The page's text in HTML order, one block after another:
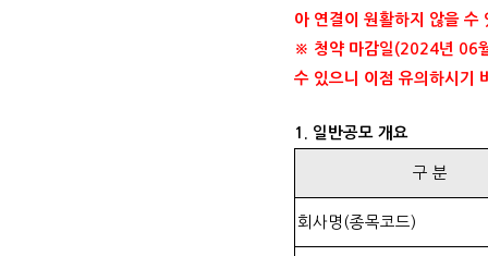
아 연결이 원활하지 않을 수
※ 청약 마감일(2024년 06
수 있으니 이점 유의하시기
1. 일반공모 개요
구 분
회사명(종목코드)